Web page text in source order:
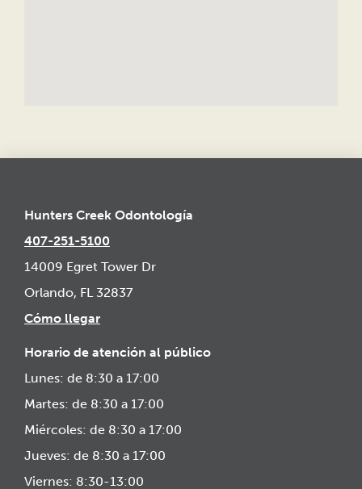
Hunters Creek Odontología
407-251-5100
14009 Egret Tower Dr
Orlando, FL 32837
Cómo llegar
Horario de atención al público
Lunes: de 8:30 a 17:00
Martes: de 8:30 a 17:00
Miércoles: de 8:30 a 17:00
Jueves: de 8:30 a 17:00
Viernes: 8:30-13:00